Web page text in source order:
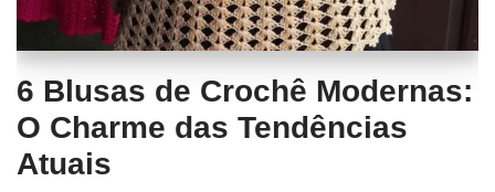
6 Blusas de Crochê Modernas:
O Charme das Tendências
Atuais